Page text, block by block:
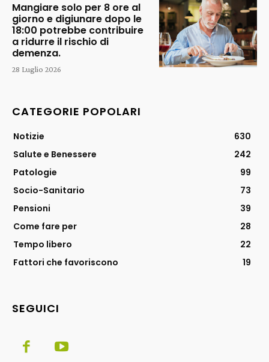
Mangiare solo per 8 ore al
giorno e digiunare dopo le
18:00 potrebbe contribuire
a ridurre il rischio di
demenza.
28 Luglio 2026
CATEGORIE POPOLARI
Notizie
630
Salute e Benessere
242
Patologie
99
Socio-Sanitario
73
Pensioni
39
Come fare per
28
Tempo libero
22
Fattori che favoriscono
19
SEGUICI